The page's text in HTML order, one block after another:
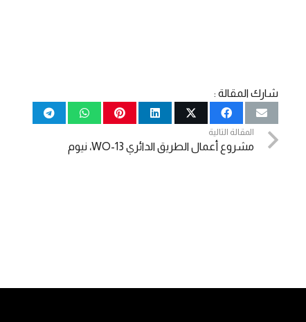
شارك المقالة :
المقالة التالية
مشروع أعمال الطريق الدائري WO-13، نيوم